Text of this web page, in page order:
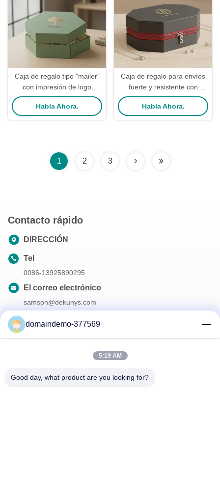
Caja de regalo tipo "mailer"
con impresión de logo
personalizado, construcción
fuerte y robusta, y forma
Habla Ahora.
Caja de regalo para envíos
fuerte y resistente con
cremallera desmontable,
forma personalizada e
Habla Ahora.
1 2 3
Contacto rápido
DIRECCIÓN
Tel
0086-13925890295
El correo electrónico
samson@dekunys.com
Nuestro boletín
Suscríbete a nuestro boletín para obtener descuentos y más.
domaindemo-377569
5:19 AM
Good day, what product are you looking for?